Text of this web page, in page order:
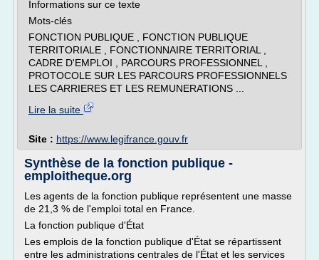
Informations sur ce texte
Mots-clés
FONCTION PUBLIQUE , FONCTION PUBLIQUE
TERRITORIALE , FONCTIONNAIRE TERRITORIAL ,
CADRE D'EMPLOI , PARCOURS PROFESSIONNEL ,
PROTOCOLE SUR LES PARCOURS PROFESSIONNELS
LES CARRIERES ET LES REMUNERATIONS ...
Lire la suite
Site : https://www.legifrance.gouv.fr
Synthèse de la fonction publique -
emploitheque.org
Les agents de la fonction publique représentent une masse
de 21,3 % de l'emploi total en France.
La fonction publique d'État
Les emplois de la fonction publique d'État se répartissent
entre les administrations centrales de l'État et les services